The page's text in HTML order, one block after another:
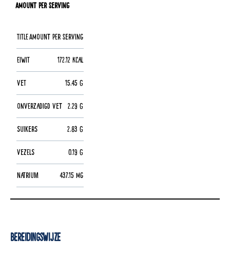
Amount per Serving
TitleAmount per Serving
Eiwit 172.12 kcal
Vet 15.45 g
Onverzadigd vet 2.29 g
Suikers 2.83 g
Vezels 0.19 g
Natrium 437.15 mg
Bereidingswijze